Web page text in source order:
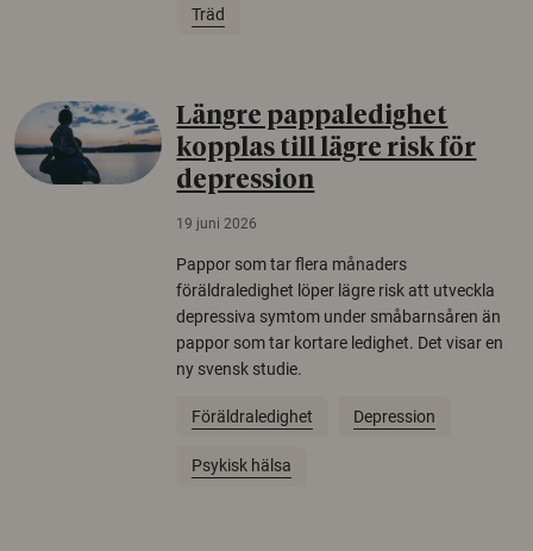
Träd
Längre pappaledighet
kopplas till lägre risk för
depression
19 juni 2026
Pappor som tar flera månaders
föräldraledighet löper lägre risk att utveckla
depressiva symtom under småbarnsåren än
pappor som tar kortare ledighet. Det visar en
ny svensk studie.
Föräldraledighet Depression
Psykisk hälsa